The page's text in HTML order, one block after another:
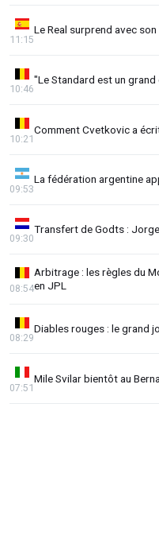
Le Real surprend avec
11:15
"Le Standard est un
10:46
Comment Cvetkovic a
10:21
La fédération argentine
09:53
Transfert de Godts :
09:30
Arbitrage : les règles du
en JPL
08:54
Diables rouges : le grand
08:29
Mile Svilar bientôt au
07:51